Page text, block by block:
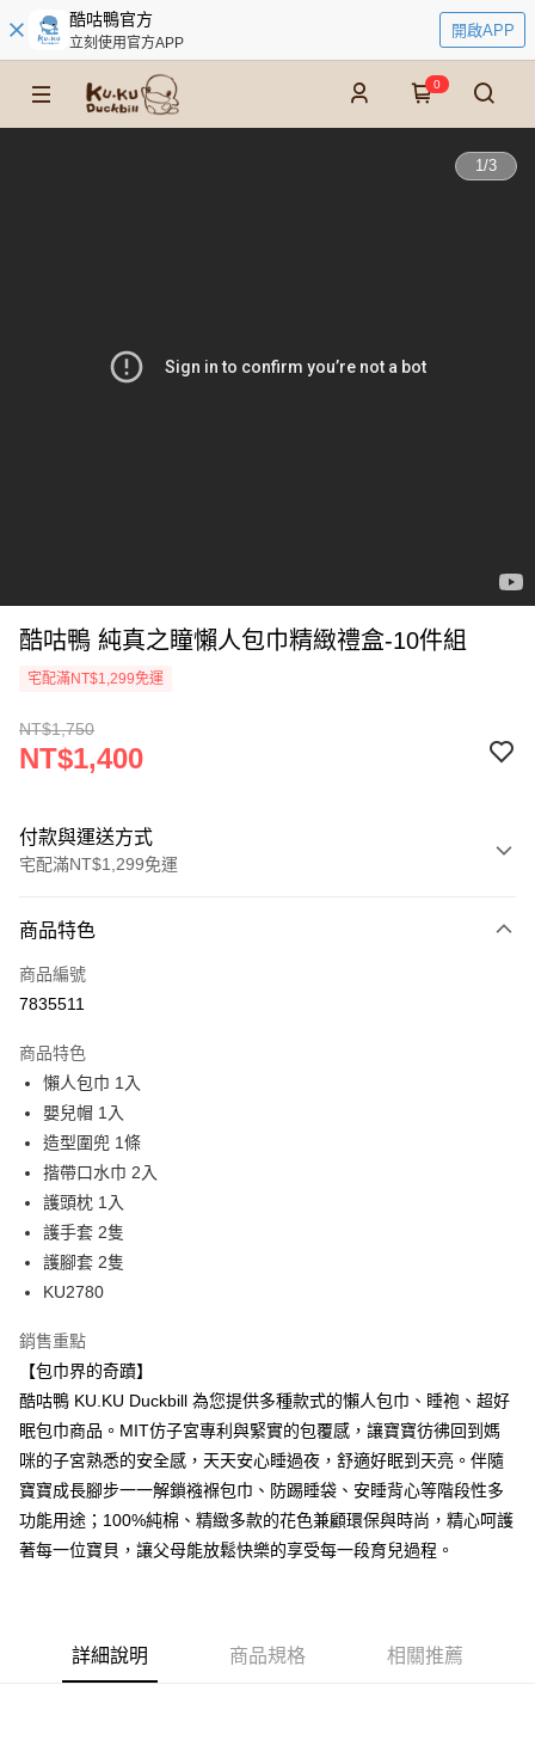
酷咕鴨官方
立刻使用官方APP
開啟APP
0
1/3
酷咕鴨 純真之瞳懶人包巾精緻禮盒-10件組
宅配滿NT$1,299免運
NT$1,750
NT$1,400
付款與運送方式
宅配滿NT$1,299免運
信用卡一次付款
信用卡分期付款
合作金庫商業銀行
華南商業銀行
上海商業儲蓄銀行
國泰世華商業銀行
臺灣中小企業銀行
匯豐（台灣）商業銀行
聯邦商業銀行
元大商業銀行
玉山商業銀行
台新國際商業銀行
LINE Pay
Apple Pay
街口支付
悠遊付
全盈+PAY
AFTEE先享後付
相關說明
【關於「AFTEE先享後付」】
便利好安心！
１．簡單：不需註冊會員、不需綁卡、不需儲值。
２．便利：只要手機號碼，簡訊認證，即可結帳。
３．安心：先確認商品／服務後，再付款。
【「AFTEE先享後付」結帳流程】
ATM／網路銀行／等多元方式進行付款，方視為交易完成。
ATM付款
運送方式
宅配
每筆NT$150，滿NT$1,299(含以上)免運費
商品特色
商品編號
7835511
商品特色
懶人包巾 1入
嬰兒帽 1入
造型圍兜 1條
揩帶口水巾 2入
護頭枕 1入
護手套 2隻
護腳套 2隻
KU2780
銷售重點
【包巾界的奇蹟】
酷咕鴨 KU.KU Duckbill 為您提供多種款式的懶人包巾、睡袍、超好
眠包巾商品。MIT仿子宮專利與緊實的包覆感，讓寶寶彷彿回到媽
咪的子宮熟悉的安全感，天天安心睡過夜，舒適好眠到天亮。伴隨
寶寶成長腳步一一解鎖襁褓包巾、防踢睡袋、安睡背心等階段性多
功能用途；100%純棉、精緻多款的花色兼顧環保與時尚，精心呵護
著每一位寶貝，讓父母能放鬆快樂的享受每一段育兒過程。
詳細說明 商品規格 相關推薦